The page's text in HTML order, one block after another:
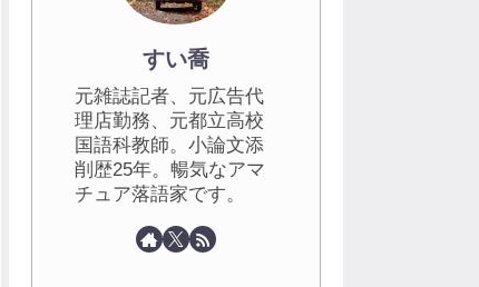
すい喬
元雑誌記者、元広告代
理店勤務、元都立高校
国語科教師。小論文添
削歴25年。暢気なアマ
チュア落語家です。